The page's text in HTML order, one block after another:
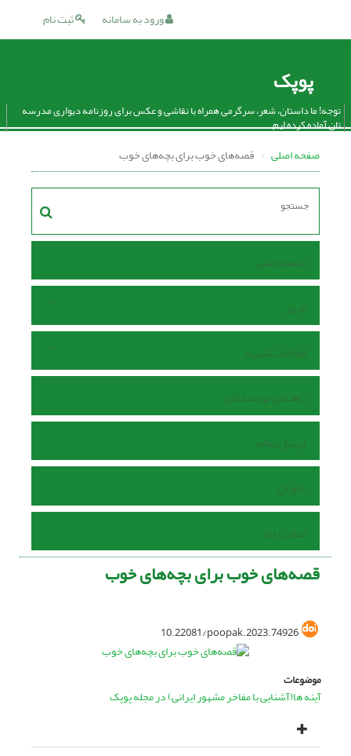
ثبت نام ورود به سامانه
پوپک
توجه! ما داستان، شعر، سرگرمی همراه با نقاشی و عکس برای روزنامه دیواری مدرسه
تان آماده کرده ایم.
صفحه اصلی قصه‌های خوب برای بچه‌های خوب
صفحه اصلی
مرور
اطلاعات نشریه
راهنمای نویسندگان
ارسال مقاله
داوران
تماس با ما
قصه‌های خوب برای بچه‌های خوب
10.22081/poopak.2023.74926
موضوعات
آینه ها(آشنایی با مفاخر مشهور ایرانی) در مجله پوپک